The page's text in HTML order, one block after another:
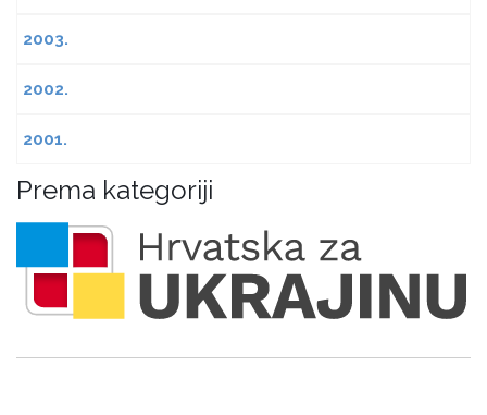
2003.
2002.
2001.
Prema kategoriji